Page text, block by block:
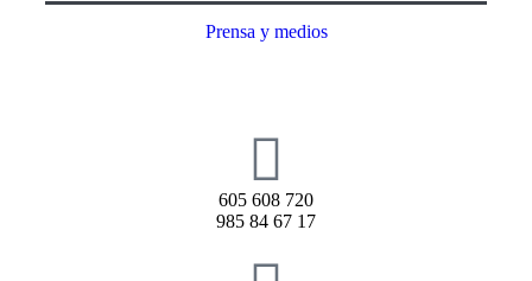
Prensa y medios
605 608 720
985 84 67 17